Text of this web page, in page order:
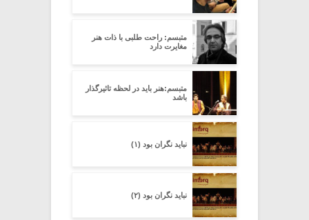
متبسم: راحت طلبی با ذات هنر
مغایرت دارد
متبسم:هنر باید در لحظه تاثیرگذار
باشد
نباید نگران بود (۱)
نباید نگران بود (۲)